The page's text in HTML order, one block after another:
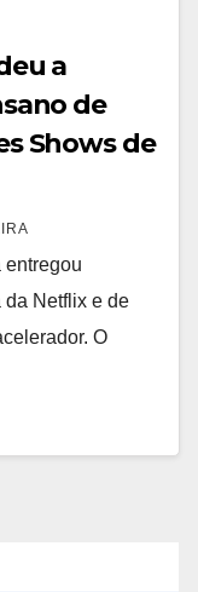
a
de
Shows de
entregou
da Netflix e de
O